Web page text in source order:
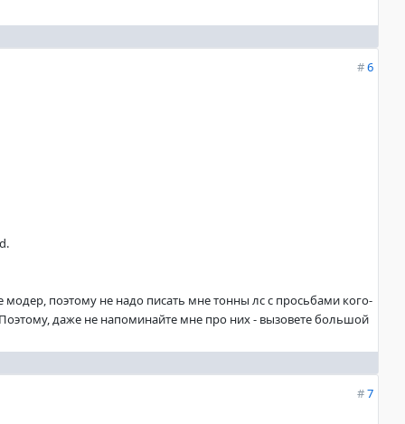
#6
поэтому не надо писать мне тонны лс с просьбами кого-
даже не напоминайте мне про них - вызовете большой
#7